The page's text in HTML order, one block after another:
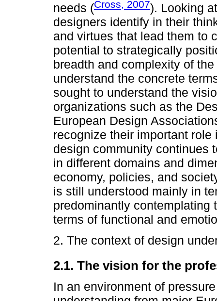
needs (Cross, 2007). Looking
designers identify in their
and virtues that lead them to
potential to strategically
breadth and complexity of
understand the concrete
sought to understand the
organizations such as the
European Design
recognize their important
design community continues
in different domains and
economy, policies, and
is still understood mainly in
predominantly contemplating
terms of functional and
2. The context of design
2.1. The vision for the
In an environment of